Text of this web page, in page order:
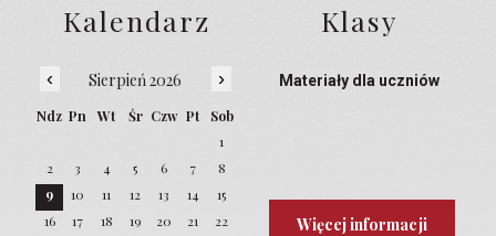
Kalendarz
‹ Sierpień 2026 ›
Ndz Pn Wt Śr Czw Pt
Sob
1
2
3 4 5 6 7
8
9
10 11 12 13 14
15
16
17 18 19 20 21
22
Klasy
Materiały dla uczniów
Więcej informacji